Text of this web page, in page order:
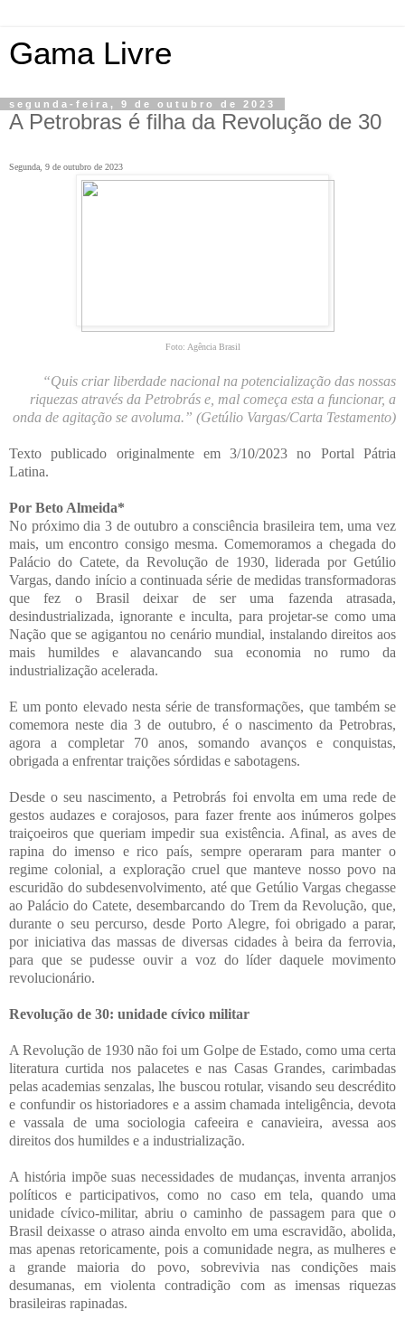
Gama Livre
segunda-feira, 9 de outubro de 2023
A Petrobras é filha da Revolução de 30
Segunda, 9 de outubro de 2023
Foto: Agência Brasil
“Quis criar liberdade nacional na potencialização das nossas
riquezas através da Petrobrás e, mal começa esta a funcionar, a
onda de agitação se avoluma.” (Getúlio Vargas/Carta Testamento)
Texto publicado originalmente em 3/10/2023 no Portal Pátria
Latina.
Por Beto Almeida*
No próximo dia 3 de outubro a consciência brasileira tem, uma vez
mais, um encontro consigo mesma. Comemoramos a chegada do
Palácio do Catete, da Revolução de 1930, liderada por Getúlio
Vargas, dando início a continuada série de medidas transformadoras
que fez o Brasil deixar de ser uma fazenda atrasada,
desindustrializada, ignorante e inculta, para projetar-se como uma
Nação que se agigantou no cenário mundial, instalando direitos aos
mais humildes e alavancando sua economia no rumo da
industrialização acelerada.
E um ponto elevado nesta série de transformações, que também se
comemora neste dia 3 de outubro, é o nascimento da Petrobras,
agora a completar 70 anos, somando avanços e conquistas,
obrigada a enfrentar traições sórdidas e sabotagens.
Desde o seu nascimento, a Petrobrás foi envolta em uma rede de
gestos audazes e corajosos, para fazer frente aos inúmeros golpes
traiçoeiros que queriam impedir sua existência. Afinal, as aves de
rapina do imenso e rico país, sempre operaram para manter o
regime colonial, a exploração cruel que manteve nosso povo na
escuridão do subdesenvolvimento, até que Getúlio Vargas chegasse
ao Palácio do Catete, desembarcando do Trem da Revolução, que,
durante o seu percurso, desde Porto Alegre, foi obrigado a parar,
por iniciativa das massas de diversas cidades à beira da ferrovia,
para que se pudesse ouvir a voz do líder daquele movimento
revolucionário.
Revolução de 30: unidade cívico militar
A Revolução de 1930 não foi um Golpe de Estado, como uma certa
literatura curtida nos palacetes e nas Casas Grandes, carimbadas
pelas academias senzalas, lhe buscou rotular, visando seu descrédito
e confundir os historiadores e a assim chamada inteligência, devota
e vassala de uma sociologia cafeeira e canavieira, avessa aos
direitos dos humildes e a industrialização.
A história impõe suas necessidades de mudanças, inventa arranjos
políticos e participativos, como no caso em tela, quando uma
unidade cívico-militar, abriu o caminho de passagem para que o
Brasil deixasse o atraso ainda envolto em uma escravidão, abolida,
mas apenas retoricamente, pois a comunidade negra, as mulheres e
a grande maioria do povo, sobrevivia nas condições mais
desumanas, em violenta contradição com as imensas riquezas
brasileiras rapinadas.